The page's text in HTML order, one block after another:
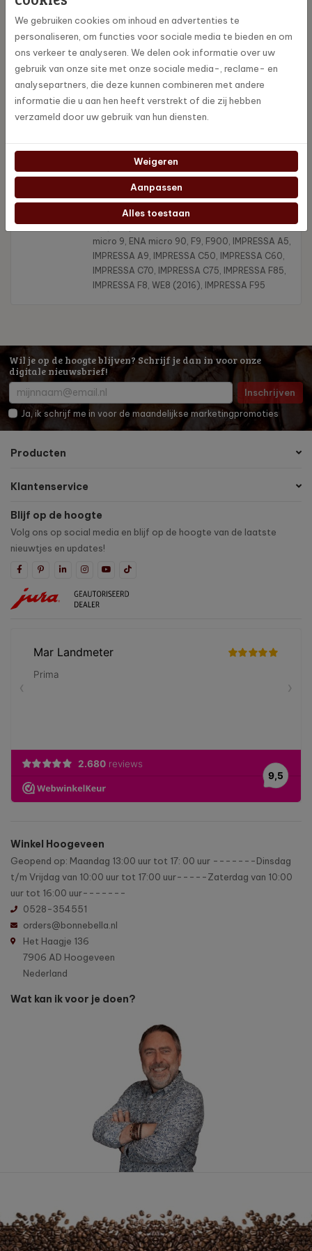
Specificaties
Merk Jura
A7, A9, D6, D60, E6, E6 (EA), E6 (EB), E60, E600,
E8 (2015), E80, ENA 8, ENA 9, ENA micro 8, ENA
micro 9, ENA micro 90, F9, F900, IMPRESSA A5,
IMPRESSA A9, IMPRESSA C50, IMPRESSA C60,
IMPRESSA C70, IMPRESSA C75, IMPRESSA F85,
IMPRESSA F8, WE8 (2016), IMPRESSA F95
Wil je op de hoogte blijven? Schrijf je dan in voor onze
digitale nieuwsbrief!
Inschrijven
Ja, ik schrijf me in voor de maandelijkse marketingpromoties
Producten
Klantenservice
Blijf op de hoogte
Volg ons op social media en blijf op de hoogte van de laatste
nieuwtjes en updates!
Winkel Hoogeveen
Geopend op: Maandag 13:00 uur tot 17: 00 uur -------Dinsdag
t/m Vrijdag van 10:00 uur tot 17:00 uur-----Zaterdag van 10:00
uur tot 16:00 uur-------
0528-354551
orders@bonnebella.nl
Het Haagje 136
7906 AD Hoogeveen
Nederland
Wat kan ik voor je doen?
We gebruiken cookies om inhoud en advertenties te
personaliseren, om functies voor sociale media te bieden en om
ons verkeer te analyseren. We delen ook informatie over uw
gebruik van onze site met onze sociale media-, reclame- en
analysepartners, die deze kunnen combineren met andere
informatie die u aan hen heeft verstrekt of die zij hebben
verzameld door uw gebruik van hun diensten.
Weigeren
Aanpassen
Alles toestaan